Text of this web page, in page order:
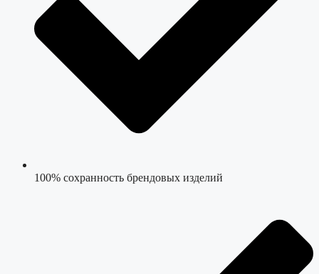
100% сохранность брендовых изделий